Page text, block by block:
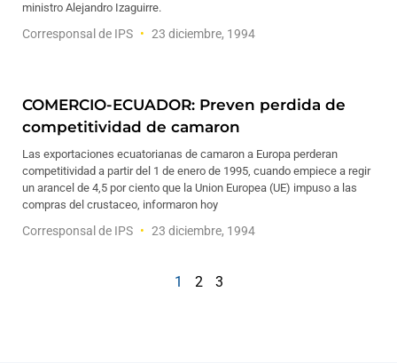
ministro Alejandro Izaguirre.
Corresponsal de IPS 23 diciembre, 1994
COMERCIO-ECUADOR: Preven perdida de
competitividad de camaron
Las exportaciones ecuatorianas de camaron a Europa perderan
competitividad a partir del 1 de enero de 1995, cuando empiece a regir
un arancel de 4,5 por ciento que la Union Europea (UE) impuso a las
compras del crustaceo, informaron hoy
Corresponsal de IPS 23 diciembre, 1994
1 2 3